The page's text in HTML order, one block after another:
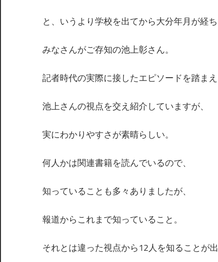
と、いうより学校を出てから大分年月が経
みなさんがご存知の池上彰さん。
記者時代の実際に接したエピソードを踏まえ
池上さんの視点を交え紹介していますが、
実にわかりやすさが素晴らしい。
何人かは関連書籍を読んでいるので、
知っていることも多々ありましたが、
報道からこれまで知っていること。
それとは違った視点から12人を知ることが出